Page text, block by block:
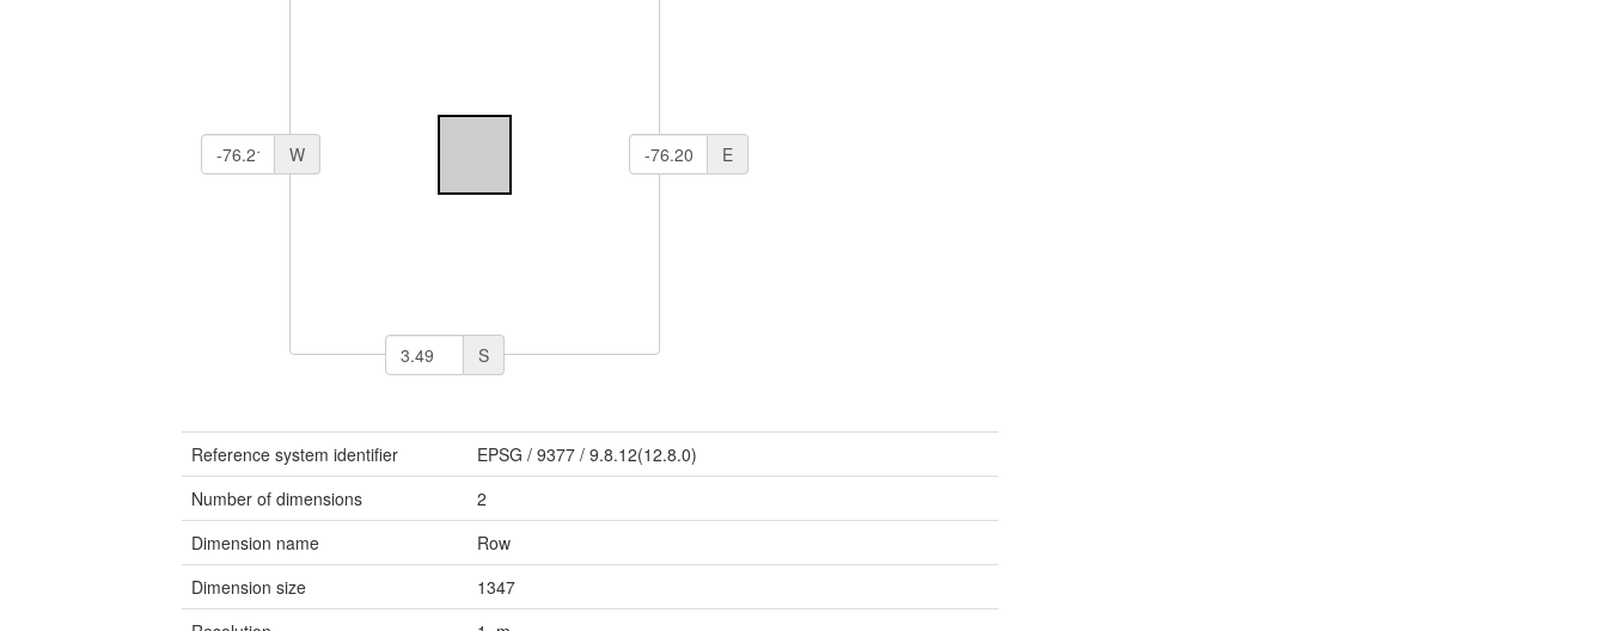
S
E
W
Reference system identifier EPSG /9377 /9.8.12(12.8.0)
Number of dimensions
2
Dimension name
Row
Dimension size
1347